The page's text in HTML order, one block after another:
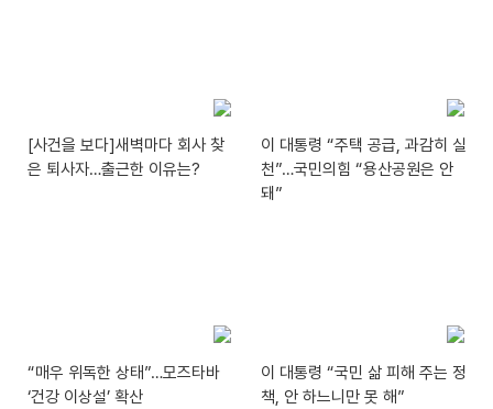
[사건을 보다]새벽마다 회사 찾
은 퇴사자…출근한 이유는?
이 대통령 “주택 공급, 과감히 실
천”…국민의힘 “용산공원은 안
돼”
“매우 위독한 상태”…모즈타바
‘건강 이상설’ 확산
이 대통령 “국민 삶 피해 주는 정
책, 안 하느니만 못 해”